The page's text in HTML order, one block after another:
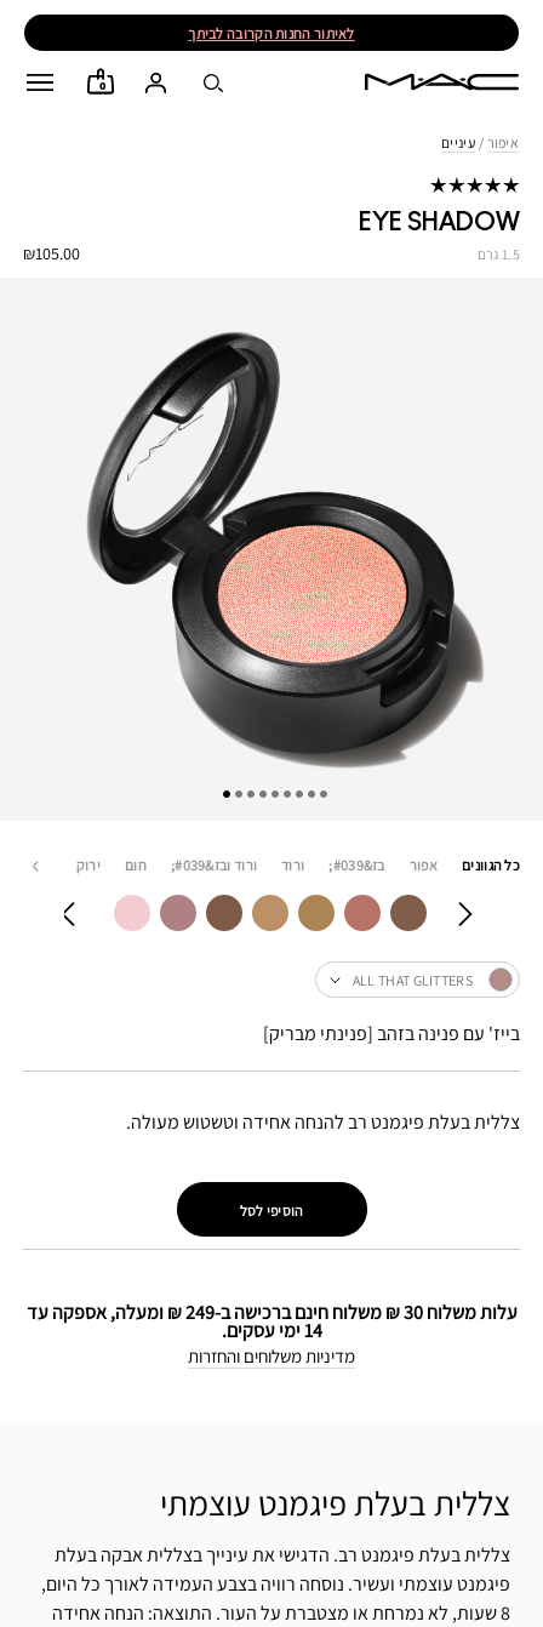
לאיתור החנות הקרובה לביתך
0
איפור / עיניים
EYE SHADOW
₪105.00 1.5 גרם
צללית בעלת פיגמנט רב להנחה אחידה וטשטוש מעולה.
כל הגוונים אפור בז&#039; ורוד ורוד ובז&#039; חום ירוק כחול
ALL THAT GLITTERS
בייז' עם פנינה בזהב [פנינתי מבריק]
הוסיפי לסל
עלות משלוח 30 ₪ משלוח חינם ברכישה ב-249 ₪ ומעלה, אספקה עד
14 ימי עסקים.
מדיניות משלוחים והחזרות
צללית בעלת פיגמנט עוצמתי
צללית בעלת פיגמנט רב. הדגישי את עינייך בצללית אבקה בעלת
פיגמנט עוצמתי ועשיר. נוסחה רוויה בצבע העמידה לאורך כל היום,
8 שעות, לא נמרחת או מצטברת על העור. התוצאה: הנחה אחידה